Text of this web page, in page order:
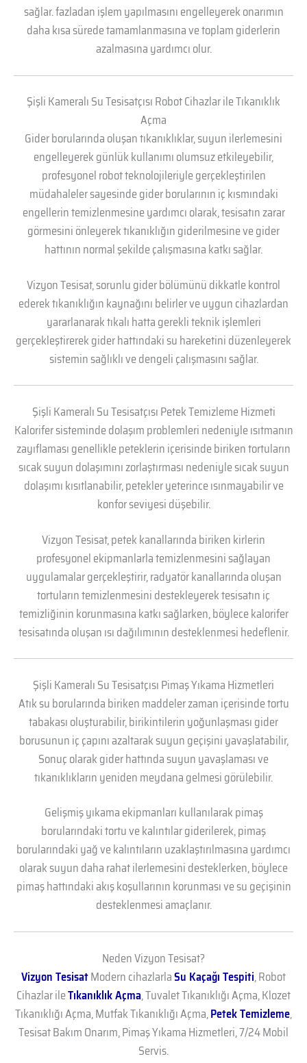
sağlar. fazladan işlem yapılmasını engelleyerek onarımın
daha kısa sürede tamamlanmasına ve toplam giderlerin
azalmasına yardımcı olur.
Şişli Kameralı Su Tesisatçısı Robot Cihazlar ile Tıkanıklık
Açma
Gider borularında oluşan tıkanıklıklar, suyun ilerlemesini
engelleyerek günlük kullanımı olumsuz etkileyebilir,
profesyonel robot teknolojileriyle gerçekleştirilen
müdahaleler sayesinde gider borularının iç kısmındaki
engellerin temizlenmesine yardımcı olarak, tesisatın zarar
görmesini önleyerek tıkanıklığın giderilmesine ve gider
hattının normal şekilde çalışmasına katkı sağlar.
Vizyon Tesisat, sorunlu gider bölümünü dikkatle kontrol
ederek tıkanıklığın kaynağını belirler ve uygun cihazlardan
yararlanarak tıkalı hatta gerekli teknik işlemleri
gerçekleştirerek gider hattındaki su hareketini düzenleyerek
sistemin sağlıklı ve dengeli çalışmasını sağlar.
Şişli Kameralı Su Tesisatçısı Petek Temizleme Hizmeti
Kalorifer sisteminde dolaşım problemleri nedeniyle ısıtmanın
zayıflaması genellikle peteklerin içerisinde biriken tortuların
sıcak suyun dolaşımını zorlaştırması nedeniyle sıcak suyun
dolaşımı kısıtlanabilir, petekler yeterince ısınmayabilir ve
konfor seviyesi düşebilir.
Vizyon Tesisat, petek kanallarında biriken kirlerin
profesyonel ekipmanlarla temizlenmesini sağlayan
uygulamalar gerçekleştirir, radyatör kanallarında oluşan
tortuların temizlenmesini destekleyerek tesisatın iç
temizliğinin korunmasına katkı sağlarken, böylece kalorifer
tesisatında oluşan ısı dağılımının desteklenmesi hedeflenir.
Şişli Kameralı Su Tesisatçısı Pimaş Yıkama Hizmetleri
Atık su borularında biriken maddeler zaman içerisinde tortu
tabakası oluşturabilir, birikintilerin yoğunlaşması gider
borusunun iç çapını azaltarak suyun geçişini yavaşlatabilir,
Sonuç olarak gider hattında suyun yavaşlaması ve
tıkanıklıkların yeniden meydana gelmesi görülebilir.
Gelişmiş yıkama ekipmanları kullanılarak pimaş
borularındaki tortu ve kalıntılar giderilerek, pimaş
borularındaki yağ ve kalıntıların uzaklaştırılmasına yardımcı
olarak suyun daha rahat ilerlemesini desteklerken, böylece
pimaş hattındaki akış koşullarının korunması ve su geçişinin
desteklenmesi amaçlanır.
Neden Vizyon Tesisat?
Vizyon TesisatModern cihazlarlaSu Kaçağı Tespiti, Robot
Cihazlar ileTıkanıklık Açma, Tuvalet Tıkanıklığı Açma, Klozet
Tıkanıklığı Açma, Mutfak Tıkanıklığı Açma,Petek Temizleme,
Tesisat Bakım Onarım, Pimaş Yıkama Hizmetleri, 7/24 Mobil
Servis.